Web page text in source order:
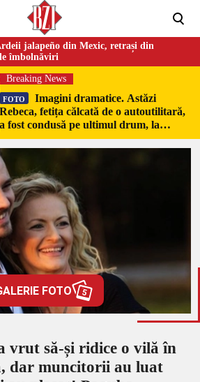
jalapeño din Mexic, retrași din
îmbolnăviri
Breaking News
FOTO
Imagini dramatice. Astăzi
Rebeca, fetița călcată de o autoutilitară,
a fost condusă pe ultimul drum, la
Poduri. În sicriul alb al micuței au fost
puși pumni de bani și jucării –
EXCLUSIV
FOTO 5
vrut să-și ridice o vilă în
dar muncitorii au luat